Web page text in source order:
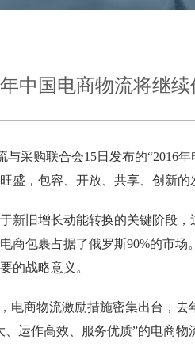
中国电商物流将继
与采购联合会15日发布的“2016年
盛，包容、开放、共享、创新
新旧增长动能转换的关键阶段
商包裹占据了俄罗斯90%的市场
的战略意义。
电商物流激励措施密集出台，去
、运作高效、服务优质”的电商物